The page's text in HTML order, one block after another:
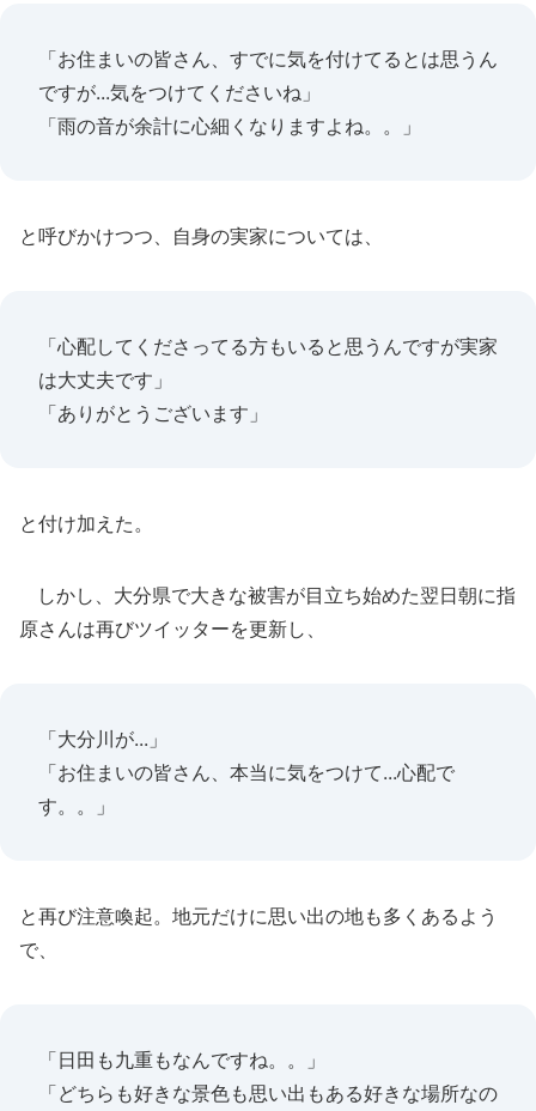
「お住まいの皆さん、すでに気を付けてるとは思うん
ですが...気をつけてくださいね」
「雨の音が余計に心細くなりますよね。。」
と呼びかけつつ、自身の実家については、
「心配してくださってる方もいると思うんですが実家
は大丈夫です」
「ありがとうございます」
と付け加えた。
しかし、大分県で大きな被害が目立ち始めた翌日朝に指
原さんは再びツイッターを更新し、
「大分川が...」
「お住まいの皆さん、本当に気をつけて...心配で
す。。」
と再び注意喚起。地元だけに思い出の地も多くあるよう
で、
「日田も九重もなんですね。。」
「どちらも好きな景色も思い出もある好きな場所なの